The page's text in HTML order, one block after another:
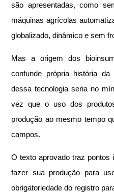
são apresentadas, como
máquinas agrícolas
globalizado, dinâmico e sem
Mas a origem dos
confunde própria história
dessa tecnologia seria no
vez que o uso dos
produção ao mesmo tempo
campos.
O texto aprovado traz pontos
fazer sua produção para
obrigatoriedade do registro